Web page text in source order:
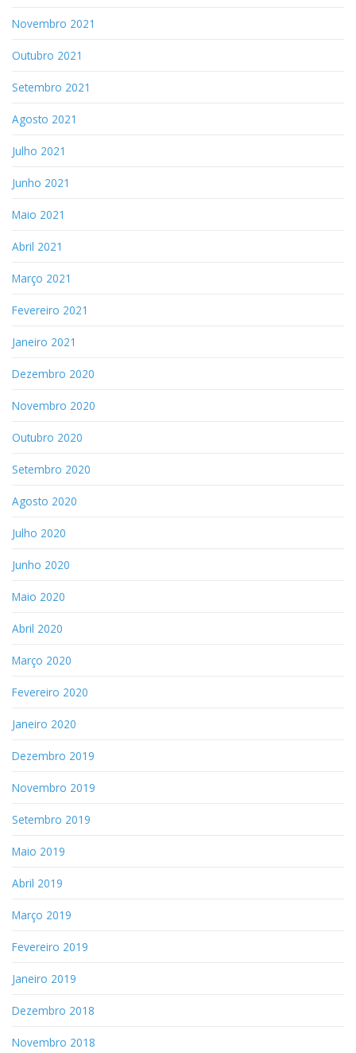
Novembro 2021
Outubro 2021
Setembro 2021
Agosto 2021
Julho 2021
Junho 2021
Maio 2021
Abril 2021
Março 2021
Fevereiro 2021
Janeiro 2021
Dezembro 2020
Novembro 2020
Outubro 2020
Setembro 2020
Agosto 2020
Julho 2020
Junho 2020
Maio 2020
Abril 2020
Março 2020
Fevereiro 2020
Janeiro 2020
Dezembro 2019
Novembro 2019
Setembro 2019
Maio 2019
Abril 2019
Março 2019
Fevereiro 2019
Janeiro 2019
Dezembro 2018
Novembro 2018